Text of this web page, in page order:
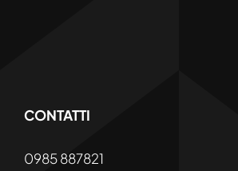
CONTATTI
0985 887821